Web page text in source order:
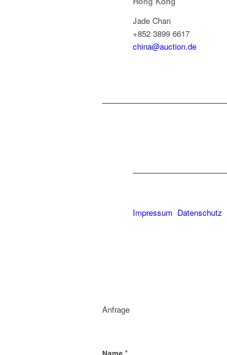
Jade Chan
+852 3899 6617
china@auction.de
Impressum Datenschutz
Anfrage